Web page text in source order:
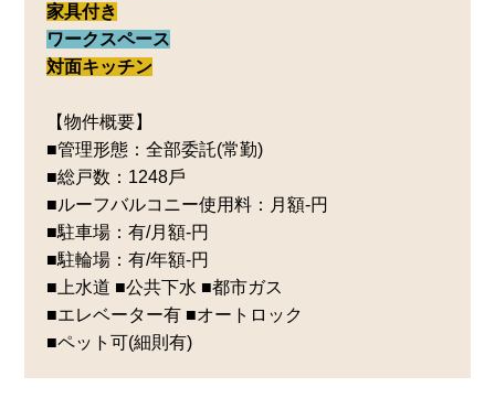
家具付き
ワークスペース
対面キッチン
【物件概要】
■管理形態：全部委託(常勤)
■総戸数：1248⼾
■ルーフバルコニー使用料：月額‐円
■駐車場：有/⽉額‐円
■駐輪場：有/年額‐円
■上水道 ■公共下水 ■都市ガス
■エレベーター有 ■オートロック
■ペット可(細則有)